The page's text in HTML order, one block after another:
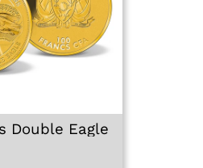
Double Eagle